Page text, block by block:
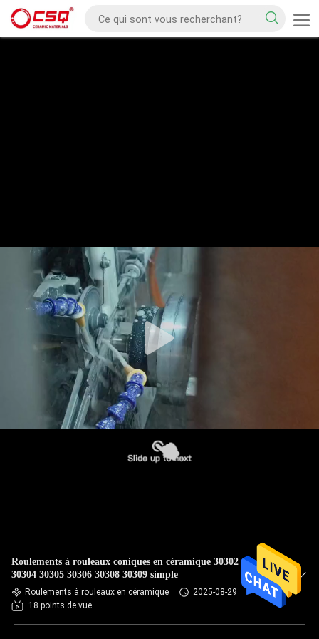
Roulements à rouleaux coniques en céramique 30302 rangée
30304 30305 30306 30308 30309 simple
Roulements à rouleaux en céramique
2025-08-29
18 points de vue